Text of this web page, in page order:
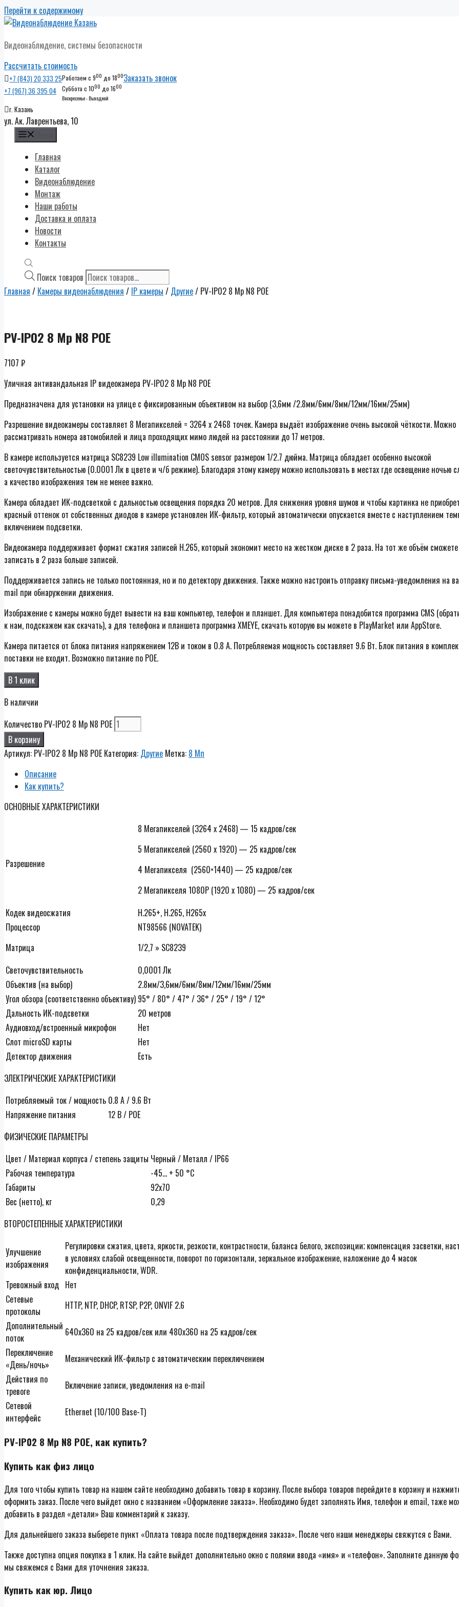
Перейти к содержимому
Видеонаблюдение, системы безопасности
Рассчитать стоимость
+7 (843) 20 333 25
+7 (967) 36 395 04
Работаем с 900 до 1800
Суббота с 1000 до 1600
Воскресенье - Выходной
Заказать звонок
г. Казань
ул. Ак. Лаврентьева, 10
Главная
Каталог
Видеонаблюдение
Монтаж
Наши работы
Доставка и оплата
Новости
Контакты
Поиск товаров
Главная / Камеры видеонаблюдения / IP камеры / Другие/ PV-IP02 8 Mp N8 POE
PV-IP02 8 Mp N8 POE
7107 ₽
Уличная антивандальная IP видеокамера PV-IP02 8 Mp N8 POE
Предназначена для установки на улице с фиксированным объективом на выбор (3,6мм /2.8мм/6мм/8мм/12мм/16мм/25мм)
Разрешение видеокамеры составляет 8 Мегапикселей = 3264 х 2468 точек. Камера выдаёт изображение очень высокой чёткости. Можно
рассматривать номера автомобилей и лица проходящих мимо людей на расстоянии до 17 метров.
В камере используется матрица SC8239 Low illumination CMOS sensor размером 1/2.7 дюйма. Матрица обладает особенно высокой
светочувствительностью (0.0001 Лк в цвете и ч/б режиме). Благодаря этому камеру можно использовать в местах где освещение ночью
а качество изображения тем не менее важно.
Камера обладает ИК-подсветкой с дальностью освещения порядка 20 метров. Для снижения уровня шумов и чтобы картинка не
красный оттенок от собственных диодов в камере установлен ИК-фильтр, который автоматически опускается вместе с наступлением
включением подсветки.
Видеокамера поддерживает формат сжатия записей H.265, который экономит место на жестком диске в 2 раза. На тот же объём сможете
записать в 2 раза больше записей.
Поддерживается запись не только постоянная, но и по детектору движения. Также можно настроить отправку письма-уведомления на
mail при обнаружении движения.
Изображение с камеры можно будет вывести на ваш компьютер, телефон и планшет. Для компьютера понадобится программа CMS
к нам, подскажем как скачать), а для телефона и планшета программа XMEYE, скачать которую вы можете в PlayMarket или AppStore.
Камера питается от блока питания напряжением 12В и током в 0.8 А. Потребляемая мощность составляет 9.6 Вт. Блок питания в
поставки не входит. Возможно питание по POE.
В 1 клик
В наличии
Количество PV-IP02 8 Mp N8 POE
В корзину
Артикул: PV-IP02 8 Mp N8 POE Категория: Другие Метка: 8 Мп
Описание
Как купить?
ОСНОВНЫЕ ХАРАКТЕРИСТИКИ
Разрешение
8 Мегапикселей (3264 х 2468) — 15 кадров/сек
5 Мегапикселей (2560 х 1920) — 25 кадров/сек
4 Мегапикселя (2560×1440) — 25 кадров/сек
2 Мегапикселя 1080P (1920 х 1080) — 25 кадров/сек
Кодек видеосжатия
H.265+, H.265, H265x
Процессор
Матрица
NT98566 (NOVATEK)
1/2,7 » SC8239
Светочувствительность
0,0001 Лк
Объектив (на выбор)
2.8мм/3,6мм/6мм/8мм/12мм/16мм/25мм
Угол обзора (соответственно объективу) 95° / 80° / 47° / 36° / 25° / 19° / 12°
Дальность ИК-подсветки
20 метров
Аудиовход/встроенный микрофон
Нет
Слот microSD карты
Нет
Детектор движения
Есть
ЭЛЕКТРИЧЕСКИЕ ХАРАКТЕРИСТИКИ
Потребляемый ток / мощность 0.8 А / 9.6 Вт
Напряжение питания
12 В / POE
ФИЗИЧЕСКИЕ ПАРАМЕТРЫ
Цвет / Материал корпуса / степень защиты Черный / Металл / IP66
Рабочая температура
-45… + 50 °С
Габариты
92х70
Вес (нетто), кг
0,29
ВТОРОСТЕПЕННЫЕ ХАРАКТЕРИСТИКИ
Улучшение
изображения
Регулировки сжатия, цвета, яркости, резкости, контрастности, баланса белого, экспозиции; компенсация засветки,
в условиях слабой освещенности, поворот по горизонтали, зеркальное изображение, наложение до 4 масок
конфиденциальности, WDR.
Тревожный вход Нет
Сетевые
протоколы
HTTP, NTP, DHCP, RTSP, P2P, ONVIF 2.6
Дополнительный
поток
640х360 на 25 кадров/сек или 480х360 на 25 кадров/сек
Переключение
«День/ночь»
Механический ИК-фильтр с автоматическим переключением
Действия по
тревоге
Включение записи, уведомления на e-mail
Сетевой
интерфейс
Ethernet (10/100 Base-T)
PV-IP02 8 Mp N8 POE, как купить?
Купить как физ лицо
Для того чтобы купить товар на нашем сайте необходимо добавить товар в корзину. После выбора товаров перейдите в корзину и
оформить заказ. После чего выйдет окно с названием «Оформление заказа». Необходимо будет заполнять Имя, телефон и email, таже
добавить в раздел «детали» Ваш комментарий к заказу.
Для дальнейшего заказа выберете пункт «Оплата товара после подтверждения заказа». После чего наши менеджеры свяжутся с Вами.
Также доступна опция покупка в 1 клик. На сайте выйдет дополнительно окно с полями ввода «имя» и «телефон». Заполните данную
мы свяжемся с Вами для уточнения заказа.
Купить как юр. Лицо